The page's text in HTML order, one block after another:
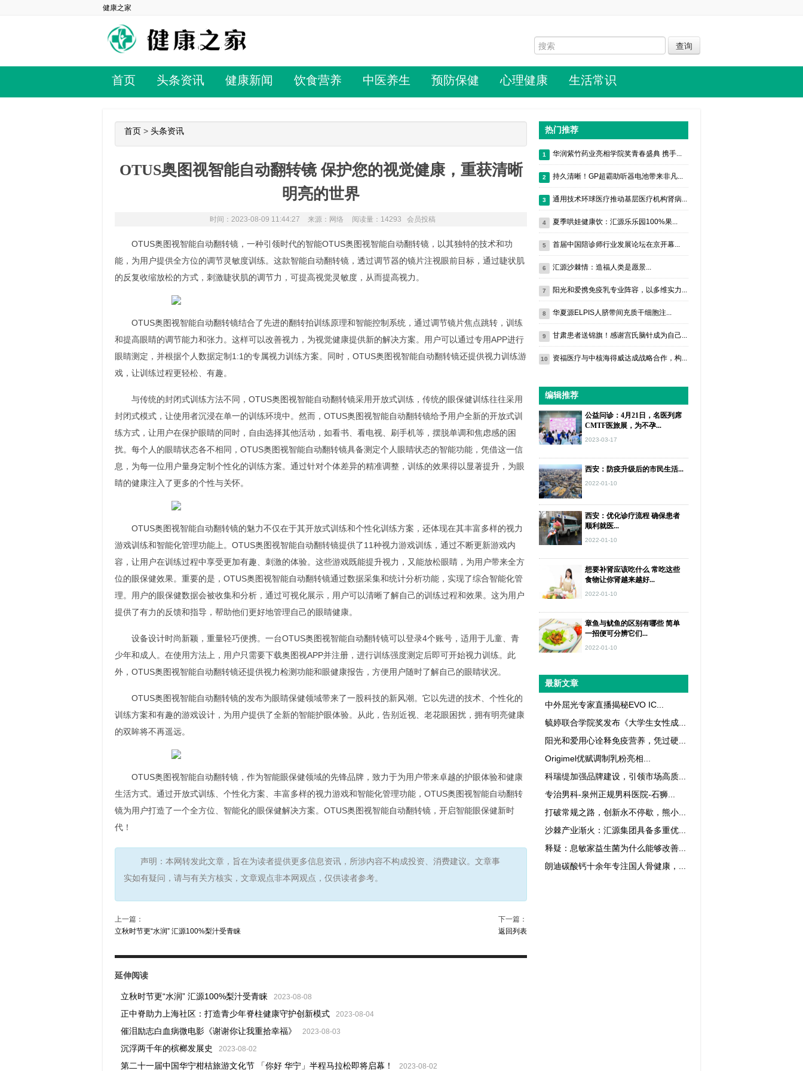
健康之家
首页 头条资讯 健康新闻 饮食营养 中医养生 预防保健 心理健康 生活常识
首页 > 头条资讯
OTUS奥图视智能自动翻转镜 保护您的视觉健康，重获清晰
明亮的世界
时间：2023-08-09 11:44:27 来源：网络 阅读量：14293 会员投稿
OTUS奥图视智能自动翻转镜，一种引领时代的智能OTUS奥图视智能自动翻转镜，以其独特的技术和功
能，为用户提供全方位的调节灵敏度训练。这款智能自动翻转镜，透过调节器的镜片注视眼前目标，通过睫状肌
的反复收缩放松的方式，刺激睫状肌的调节力，可提高视觉灵敏度，从而提高视力。
OTUS奥图视智能自动翻转镜结合了先进的翻转拍训练原理和智能控制系统，通过调节镜片焦点跳转，训练
和提高眼睛的调节能力和张力。这样可以改善视力，为视觉健康提供新的解决方案。用户可以通过专用APP进行
眼睛测定，并根据个人数据定制1:1的专属视力训练方案。同时，OTUS奥图视智能自动翻转镜还提供视力训练游
戏，让训练过程更轻松、有趣。
与传统的封闭式训练方法不同，OTUS奥图视智能自动翻转镜采用开放式训练，传统的眼保健训练往往采用
封闭式模式，让使用者沉浸在单一的训练环境中。然而，OTUS奥图视智能自动翻转镜给予用户全新的开放式训
练方式，让用户在保护眼睛的同时，自由选择其他活动，如看书、看电视、刷手机等，摆脱单调和焦虑感的困
扰。每个人的眼睛状态各不相同，OTUS奥图视智能自动翻转镜具备测定个人眼睛状态的智能功能，凭借这一信
息，为每一位用户量身定制个性化的训练方案。通过针对个体差异的精准调整，训练的效果得以显著提升，为眼
睛的健康注入了更多的个性与关怀。
OTUS奥图视智能自动翻转镜的魅力不仅在于其开放式训练和个性化训练方案，还体现在其丰富多样的视力
游戏训练和智能化管理功能上。OTUS奥图视智能自动翻转镜提供了11种视力游戏训练，通过不断更新游戏内
容，让用户在训练过程中享受更加有趣、刺激的体验。这些游戏既能提升视力，又能放松眼睛，为用户带来全方
位的眼保健效果。重要的是，OTUS奥图视智能自动翻转镜通过数据采集和统计分析功能，实现了综合智能化管
理。用户的眼保健数据会被收集和分析，通过可视化展示，用户可以清晰了解自己的训练过程和效果。这为用户
提供了有力的反馈和指导，帮助他们更好地管理自己的眼睛健康。
设备设计时尚新颖，重量轻巧便携。一台OTUS奥图视智能自动翻转镜可以登录4个账号，适用于儿童、青
少年和成人。在使用方法上，用户只需要下载奥图视APP并注册，进行训练强度测定后即可开始视力训练。此
外，OTUS奥图视智能自动翻转镜还提供视力检测功能和眼健康报告，方便用户随时了解自己的眼睛状况。
OTUS奥图视智能自动翻转镜的发布为眼睛保健领域带来了一股科技的新风潮。它以先进的技术、个性化的
训练方案和有趣的游戏设计，为用户提供了全新的智能护眼体验。从此，告别近视、老花眼困扰，拥有明亮健康
的双眸将不再遥远。
OTUS奥图视智能自动翻转镜，作为智能眼保健领域的先锋品牌，致力于为用户带来卓越的护眼体验和健康
生活方式。通过开放式训练、个性化方案、丰富多样的视力游戏和智能化管理功能，OTUS奥图视智能自动翻转
镜为用户打造了一个全方位、智能化的眼保健解决方案。OTUS奥图视智能自动翻转镜，开启智能眼保健新时
代！
声明：本网转发此文章，旨在为读者提供更多信息资讯，所涉内容不构成投资、消费建议。文章事
实如有疑问，请与有关方核实，文章观点非本网观点，仅供读者参考。
上一篇：
立秋时节更“水润” 汇源100%梨汁受青睐
下一篇：
返回列表
延伸阅读
立秋时节更“水润” 汇源100%梨汁受青睐 2023-08-08
正中脊助力上海社区：打造青少年脊柱健康守护创新模式 2023-08-04
催泪励志白血病微电影《谢谢你让我重拾幸福》 2023-08-03
沉浮两千年的槟榔发展史 2023-08-02
第二十一届中国华宁柑桔旅游文化节 「你好 华宁」半程马拉松即将启幕！ 2023-08-02
热门推荐
1 华润紫竹药业亮相学院奖青春盛典 携手...
2 持久清晰！GP超霸助听器电池带来非凡...
3 通用技术环球医疗推动基层医疗机构肾病...
4 夏季哄娃健康饮：汇源乐乐园100%果...
5 首届中国陪诊师行业发展论坛在京开幕...
6 汇源沙棘情：造福人类是愿景...
7 阳光和爱携免疫乳专业阵容，以多维实力...
8 华夏源ELPIS人脐带间充质干细胞注...
9 甘肃患者送锦旗！感谢宫氏脑针成为自己...
10 资福医疗与中核海得威达成战略合作，构...
编辑推荐
公益问诊：4月21日，名医列席
CMTF医旅展，为不孕...
2023-03-17
西安：防疫升级后的市民生活...
2022-01-10
西安：优化诊疗流程 确保患者
顺利就医...
2022-01-10
想要补肾应该吃什么 常吃这些
食物让你肾越来越好...
2022-01-10
章鱼与鱿鱼的区别有哪些 简单
一招便可分辨它们...
2022-01-10
最新文章
中外屈光专家直播揭秘EVO IC...
毓婷联合学院奖发布《大学生女性成...
阳光和爱用心诠释免疫营养，凭过硬...
Origimel优赋调制乳粉亮相...
科瑞缇加强品牌建设，引领市场高质...
专治男科-泉州正规男科医院-石狮...
打破常规之路，创新永不停歇，熊小...
沙棘产业渐火：汇源集团具备多重优...
释疑：息敏家益生菌为什么能够改善...
朗迪碳酸钙十余年专注国人骨健康，...